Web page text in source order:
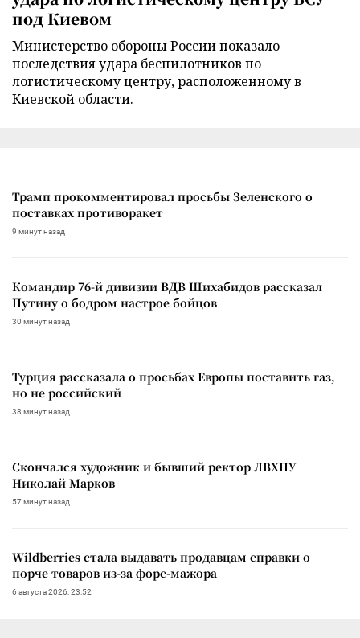
под Киевом
Министерство обороны России показало
последствия удара беспилотников по
логистическому центру, расположенному в
Киевской области.
Трамп прокомментировал просьбы Зеленского о
поставках противоракет
9 минут назад
Командир 76-й дивизии ВДВ Шихабидов рассказал
Путину о бодром настрое бойцов
30 минут назад
Турция рассказала о просьбах Европы поставить газ,
но не российский
38 минут назад
Скончался художник и бывший ректор ЛВХПУ
Николай Марков
57 минут назад
Wildberries стала выдавать продавцам справки о
порче товаров из-за форс-мажора
6 августа 2026, 23:52